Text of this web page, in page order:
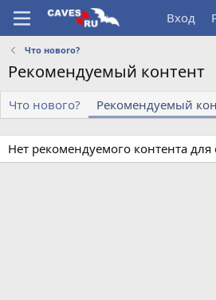
Вход
Что нового?
Рекомендуемый контент
Что нового? Рекомендуемый
Нет рекомендуемого контента